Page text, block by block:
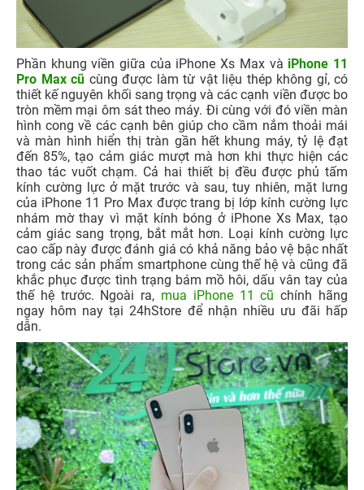
Phần khung viền giữa của iPhone Xs Max và iPhone 11
Pro Max cũ cùng được làm từ vật liệu thép không gỉ, có
thiết kế nguyên khối sang trọng và các cạnh viền được bo
tròn mềm mại ôm sát theo máy. Đi cùng với đó viền màn
hình cong về các cạnh bên giúp cho cầm nắm thoải mái
và màn hình hiển thị tràn gần hết khung máy, tỷ lệ đạt
đến 85%, tạo cảm giác mượt mà hơn khi thực hiện các
thao tác vuốt chạm. Cả hai thiết bị đều được phủ tấm
kính cường lực ở mặt trước và sau, tuy nhiên, mặt lưng
của iPhone 11 Pro Max được trang bị lớp kính cường lực
nhám mờ thay vì mặt kính bóng ở iPhone Xs Max, tạo
cảm giác sang trọng, bắt mắt hơn. Loại kính cường lực
cao cấp này được đánh giá có khả năng bảo vệ bậc nhất
trong các sản phẩm smartphone cùng thế hệ và cũng đã
khắc phục được tình trạng bám mồ hôi, dấu vân tay của
thế hệ trước. Ngoài ra, mua iPhone 11 cũ chính hãng
ngay hôm nay tại 24hStore để nhận nhiều ưu đãi hấp
dẫn.